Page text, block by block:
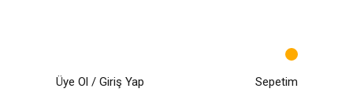
Üye Ol / Giriş Yap Sepetim